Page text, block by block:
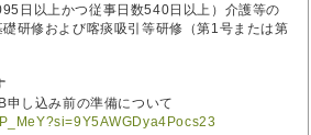
日以上かつ従事日数540日以上）介護等の
研修および喀痰吸引等研修（第1号または第
し込み前の準備について